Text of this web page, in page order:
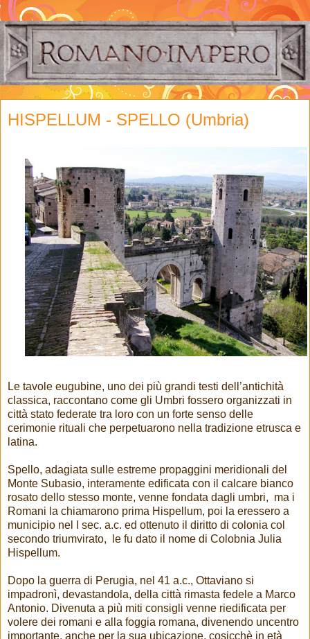
HISPELLUM - SPELLO (Umbria)
Le tavole eugubine, uno dei più grandi testi dell’antichità
classica, raccontano come gli Umbri fossero organizzati in
città stato federate tra loro con un forte senso delle
cerimonie rituali che perpetuarono nella tradizione etrusca e
latina.
Spello, adagiata sulle estreme propaggini meridionali del
Monte Subasio, interamente edificata con il calcare bianco
rosato dello stesso monte, venne fondata dagli umbri, ma i
Romani la chiamarono prima Hispellum, poi la eressero a
municipio nel I sec. a.c. ed ottenuto il diritto di colonia col
secondo triumvirato, le fu dato il nome di Colobnia Julia
Hispellum.
Dopo la guerra di Perugia, nel 41 a.c., Ottaviano si
impadronì, devastandola, della città rimasta fedele a Marco
Antonio. Divenuta a più miti consigli venne riedificata per
volere dei romani e alla foggia romana, divenendo uncentro
importante, anche per la sua ubicazione, cosicchè in età